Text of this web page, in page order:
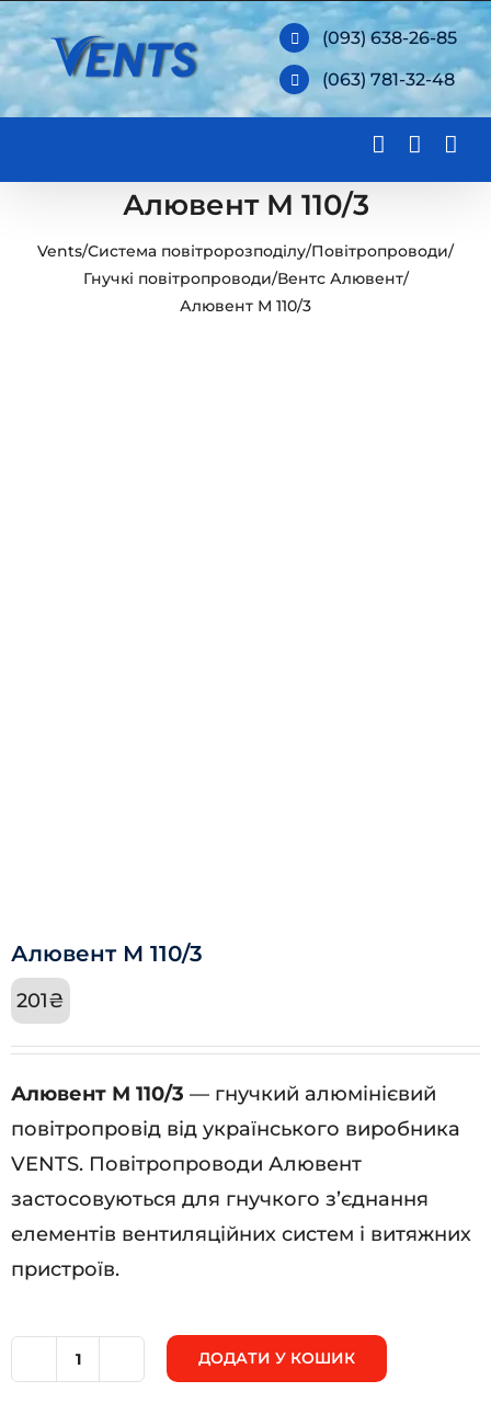
Skip
to
content
(093) 638-26-85
(063) 781-32-48
Алювент М 110/3
Vents/Система повітророзподілу/Повітропроводи/
Гнучкі повітропроводи/Вентс Алювент/
Алювент М 110/3
Алювент М 110/3
201₴
Алювент М 110/3 — гнучкий алюмінієвий
повітропровід від українського виробника
VENTS. Повітропроводи Алювент
застосовуються для гнучкого з’єднання
елементів вентиляційних систем і витяжних
пристроїв.
Алювент
ДОДАТИ У КОШИК